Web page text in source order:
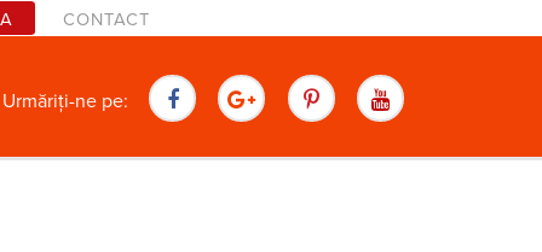
CONTACT
Urmăriți-ne pe: